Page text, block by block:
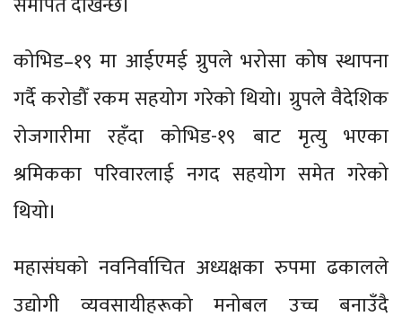
कोभिड–१९ मा आईएमई ग्रुपले भरोसा कोष स्थापना
गर्दै करोडौँ रकम सहयोग गरेको थियो। ग्रुपले वैदेशिक
रोजगारीमा रहँदा कोभिड-१९ बाट मृत्यु भएका
श्रमिकका परिवारलाई नगद सहयोग समेत गरेको
थियो।
महासंघको नवनिर्वाचित अध्यक्षका रुपमा ढकालले
उद्योगी व्यवसायीहरूको मनोबल उच्च बनाउँदै